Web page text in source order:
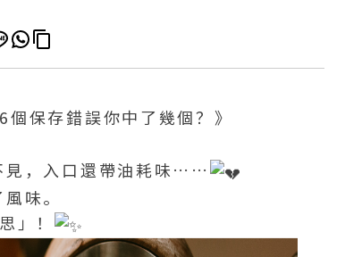
保存錯誤你中了幾個？》
見，入口還帶油耗味……
味。
」！